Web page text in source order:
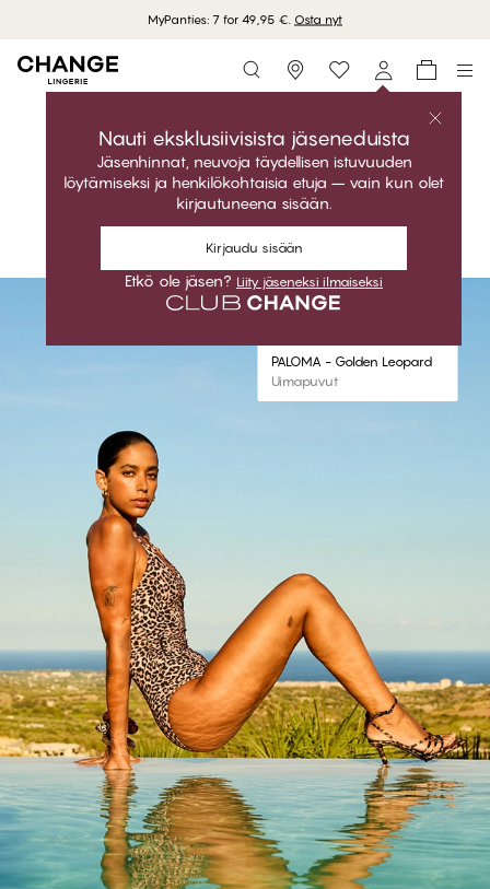
MyPanties: 7 for 49,95 €. Osta nyt
Storefinder
Nauti eksklusiivisista jäseneduista
Jäsenhinnat, neuvoja täydellisen istuvuuden
löytämiseksi ja henkilökohtaisia etuja – vain kun olet
kirjautuneena sisään.
Kirjaudu sisään
Etkö ole jäsen? Liity jäseneksi ilmaiseksi
Glamouria. Rohkea. Täydellinen istuvuus.
PALOMA - Golden Leopard
#30
PALOMA - Golden Leopard
Uimapuvut